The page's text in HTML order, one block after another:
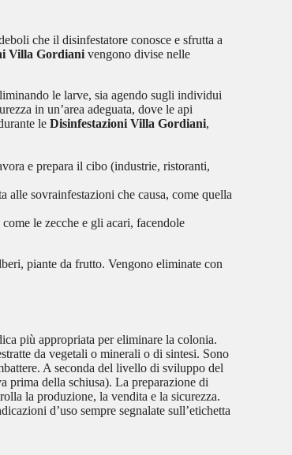
che il disinfestatore conosce e sfrutta a
Villa Gordiani vengono divise nelle
le larve, sia agendo sugli individui
in un’area adeguata, dove le api
leDisinfestazioni Villa Gordiani,
e prepara il cibo (industrie, ristoranti,
sovrainfestazioni che causa, come quella
le zecche e gli acari, facendole
piante da frutto. Vengono eliminate con
più appropriata per eliminare la colonia.
da vegetali o minerali o di sintesi. Sono
A seconda del livello di sviluppo del
prima della schiusa). La preparazione di
la produzione, la vendita e la sicurezza.
d’uso sempre segnalate sull’etichetta